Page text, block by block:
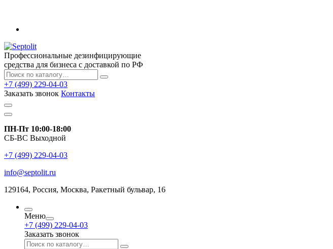
Профессиональные дезинфицирующие
средства для бизнеса с доставкой по РФ
+7 (499) 229-04-03
Заказать звонок Контакты
ПН-Пт 10:00-18:00
СБ-ВС Выходной
+7 (499) 229-04-03
info@septolit.ru
129164, Россия, Москва, Ракетный бульвар, 16
Меню
+7 (499) 229-04-03
Заказать звонок